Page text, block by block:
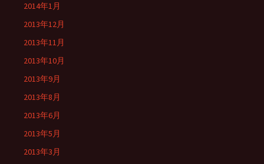
2014年1月
2013年12月
2013年11月
2013年10月
2013年9月
2013年8月
2013年6月
2013年5月
2013年3月